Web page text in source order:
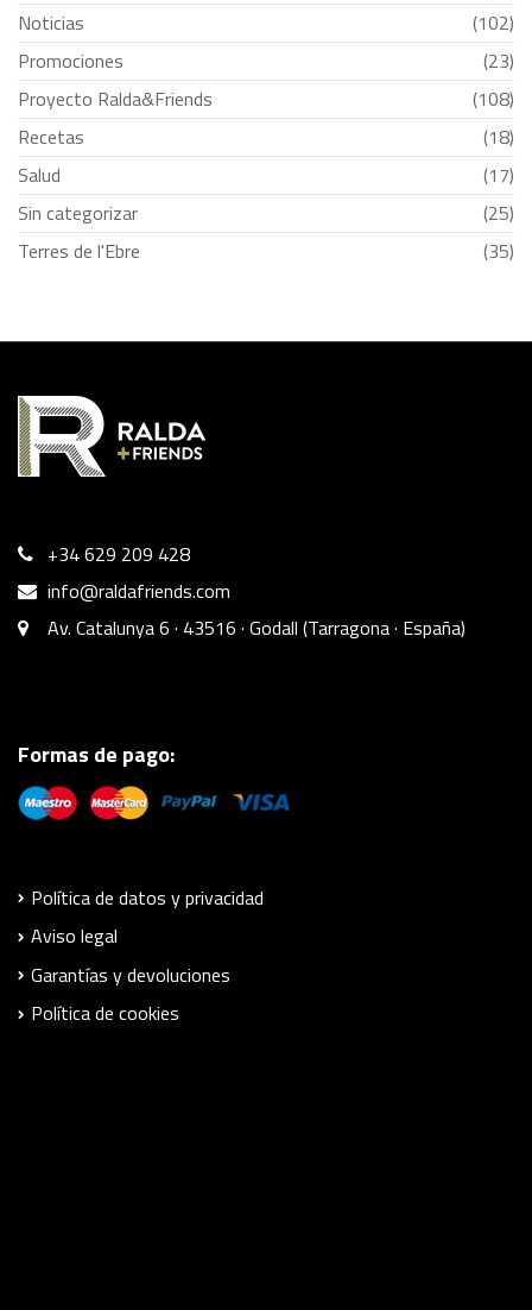
Noticias
(102)
Promociones
(23)
Proyecto Ralda&Friends
(108)
Recetas
(18)
Salud
(17)
Sin categorizar
(25)
Terres de l'Ebre
(35)
+34 629 209 428
info@raldafriends.com
Av. Catalunya 6 · 43516 · Godall (Tarragona · España)
Formas de pago:
Política de datos y privacidad
Aviso legal
Garantías y devoluciones
Política de cookies